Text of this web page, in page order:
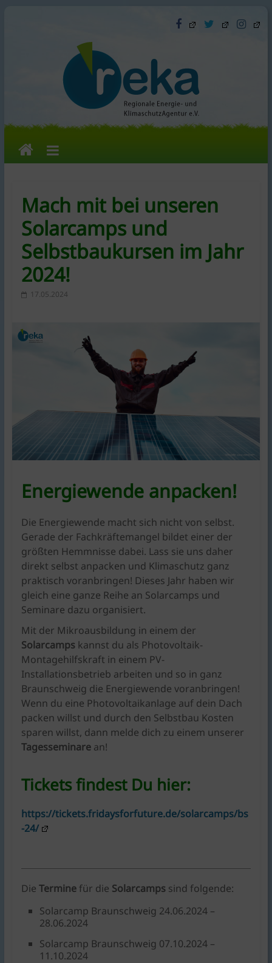
reka
e.V.
Die
Regionale
Energie-
und
KlimaschutzAgentur
bietet
Förderkonzepte
Bauen,
Umwelt,
Mobilität,
Konsum.
Mach mit bei unseren
Solarcamps und
Selbstbaukursen im Jahr
2024!
17.05.2024
Energiewende anpacken!
Die Energiewende macht sich nicht von selbst.
Gerade der Fachkräftemangel bildet einer der
größten Hemmnisse dabei. Lass sie uns daher
direkt selbst anpacken und Klimaschutz ganz
praktisch voranbringen! Dieses Jahr haben wir
gleich eine ganze Reihe an Solarcamps und
Seminare dazu organisiert.
Mit der Mikroausbildung in einem der
Solarcampskannst du als Photovoltaik-
Montagehilfskraft in einem PV-
Installationsbetrieb arbeiten und so in ganz
Braunschweig die Energiewende voranbringen!
Wenn du eine Photovoltaikanlage auf dein Dach
packen willst und durch den Selbstbau Kosten
sparen willst, dann melde dich zu einem unserer
Tagesseminarean!
Tickets findest Du hier:
https://tickets.fridaysforfuture.de/solarcamps/bs
-24/
Die Terminefür die Solarcampssind folgende:
Solarcamp Braunschweig 24.06.2024 –
28.06.2024
Solarcamp Braunschweig 07.10.2024 –
11.10.2024